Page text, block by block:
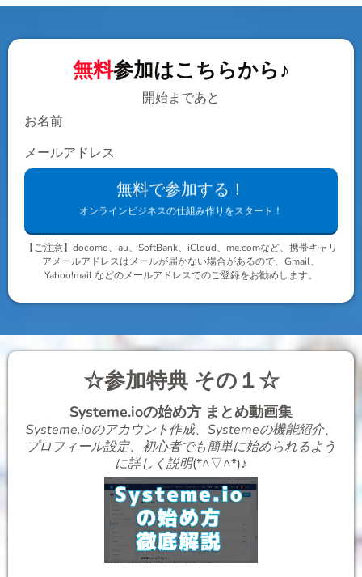
無料参加はこちらから♪
開始まであと
お名前
メールアドレス
無料で参加する！
オンラインビジネスの仕組み作りをスタート！
【ご注意】docomo、au、SoftBank、iCloud、me.comなど、携帯キャリ
アメールアドレスはメールが届かない場合があるので、Gmail、
Yahoo!mail などのメールアドレスでのご登録をお勧めします。
☆参加特典 その１☆
Systeme.ioの始め方 まとめ動画集
Systeme.ioのアカウント作成、Systemeの機能紹介、
プロフィール設定、初心者でも簡単に始められるよう
に詳しく説明(*^▽^*)♪